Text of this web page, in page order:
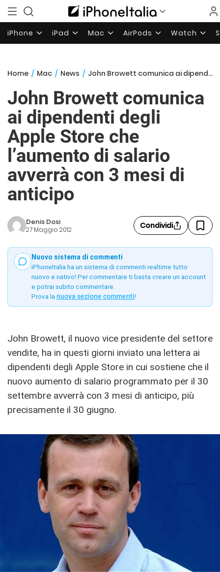
iPhone iPad Mac AirPods Watch
Home / Mac / News / John Browett comunica ai dipendenti degli Apple Store che l’aumento di salario avverrà con 3 mesi di anticipo
John Browett comunica
ai dipendenti degli
Apple Store che
l’aumento di salario
avverrà con 3 mesi di
anticipo
Denis Dosi
27 Maggio 2012 Condividi
Nuovo sistema di commenti
iPhoneItalia ha un sistema di commenti realtime tutto
nuovo e nativo! Per commentare ti basta creare un account
e potrai subito commentare.
Prova la nuova sezione commenti!
John Browett, il nuovo vice presidente del settore
vendite, ha in questi giorni inviato una lettera ai
dipendenti degli Apple Store in cui sostiene che il
nuovo aumento di salario programmato per il 30
settembre avverrà con 3 mesi di anticipo, più
precisamente il 30 giugno.